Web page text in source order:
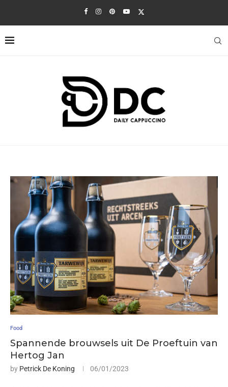
Food
Spannende brouwsels uit De Proeftuin van
Hertog Jan
by Petrick De Koning 06/01/2023